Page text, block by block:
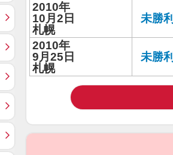
2010年
10月2日
札幌
未勝利
2010年
9月25日
札幌
未勝利